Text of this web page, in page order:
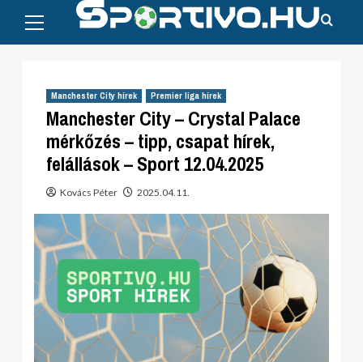
content
Menu
Manchester City hírek Premier liga hírek
Manchester City – Crystal Palace
mérkőzés – tipp, csapat hírek,
felállások – Sport 12.04.2025
Kovács Péter 2025.04.11.